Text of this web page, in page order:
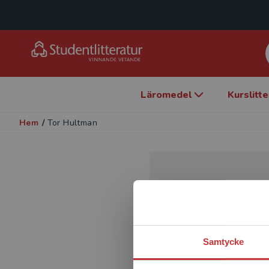
Samtycke
Läromedel
Hem / Tor Hultman